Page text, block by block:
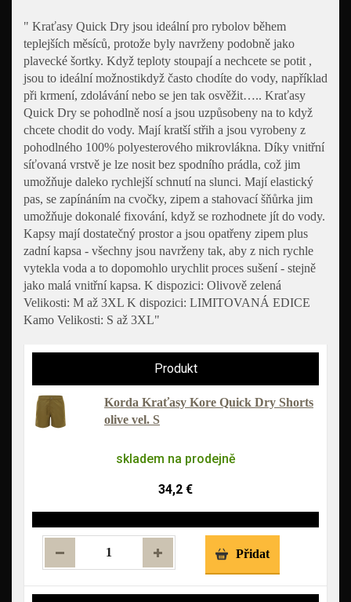
" Kraťasy Quick Dry jsou ideální pro rybolov během
teplejších měsíců, protože byly navrženy podobně jako
plavecké šortky. Když teploty stoupají a nechcete se potit ,
jsou to ideální možnostikdyž často chodíte do vody, například
při krmení, zdolávání nebo se jen tak osvěžit….. Kraťasy
Quick Dry se pohodlně nosí a jsou uzpůsobeny na to když
chcete chodit do vody. Mají kratší střih a jsou vyrobeny z
pohodlného 100% polyesterového mikrovlákna. Díky vnitřní
síťovaná vrstvě je lze nosit bez spodního prádla, což jim
umožňuje daleko rychlejší schnutí na slunci. Mají elastický
pas, se zapínáním na cvočky, zipem a stahovací šňůrka jim
umožňuje dokonalé fixování, když se rozhodnete jít do vody.
Kapsy mají dostatečný prostor a jsou opatřeny zipem plus
zadní kapsa - všechny jsou navrženy tak, aby z nich rychle
vytekla voda a to dopomohlo urychlit proces sušení - stejně
jako malá vnitřní kapsa. K dispozici: Olivově zelená
Velikosti: M až 3XL K dispozici: LIMITOVANÁ EDICE
Kamo Velikosti: S až 3XL"
Korda Kraťasy Kore Quick Dry Shorts
olive vel. S
skladem na prodejně
34,2 €
Přidat